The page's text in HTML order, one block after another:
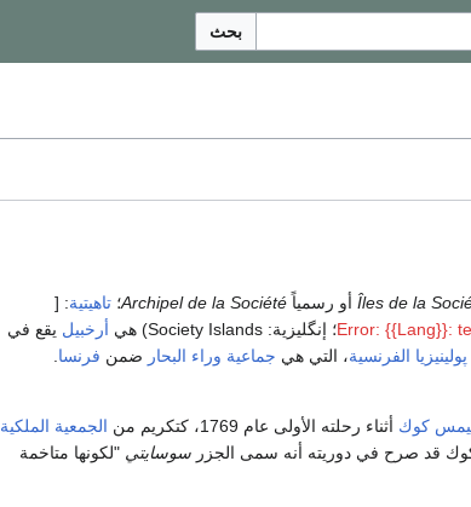
بحث
Îles de la أو رسمياً Archipel de la Société؛ تاهيتية: [
Error: {{Lang}}:؛ إنگليزية: Society Islands) هي أرخبيل يقع في
پولينيزيا الفرنسية، التي هي جماعية وراء البحار ضمن فرنسا
كوك أثناء رحلته الأولى عام 1769، كتكريم من الجمعية الملكية
كوك قد صرح في دوريته أنه سمى الجزر سوسايتي "لكونها متاخمة